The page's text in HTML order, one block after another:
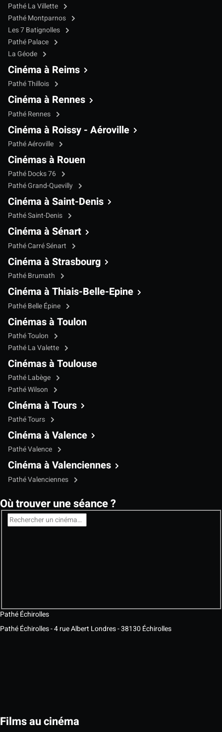
Pathé La Villette
Pathé Montparnos
Les 7 Batignolles
Pathé Palace
La Géode
Cinéma à Reims
Pathé Thillois
Cinéma à Rennes
Pathé Rennes
Cinéma à Roissy - Aéroville
Pathé Aéroville
Cinémas à Rouen
Pathé Docks 76
Pathé Grand-Quevilly
Cinéma à Saint-Denis
Pathé Saint-Denis
Cinéma à Sénart
Pathé Carré Sénart
Cinéma à Strasbourg
Pathé Brumath
Cinéma à Thiais-Belle-Epine
Pathé Belle Épine
Cinémas à Toulon
Pathé Toulon
Pathé La Valette
Cinémas à Toulouse
Pathé Labège
Pathé Wilson
Cinéma à Tours
Pathé Tours
Cinéma à Valence
Pathé Valence
Cinéma à Valenciennes
Pathé Valenciennes
Où trouver une séance ?
Pathé Échirolles
Pathé Échirolles - 4 rue Albert Londres - 38130 Échirolles
Films au cinéma